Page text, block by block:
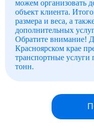
можем организовать
объект клиента.
размера и веса, а
дополнительных
Обратите внимание!
Красноярском крае
транспортные услуги
тонн.